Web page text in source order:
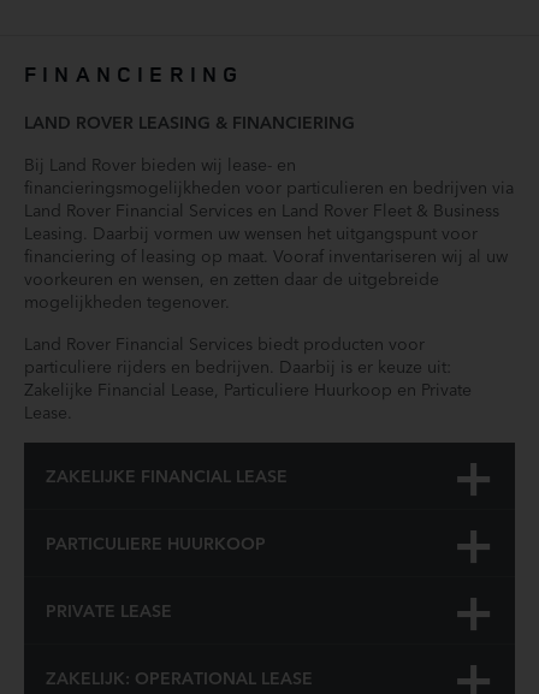
Lederen versnellingspook (117AA)
Manueel verstelbare stuurkolom (049AK)
Meridian™ Surround Sound System (025LN)
Multimedia-voorbereiding
Multimedia scherm klein
Onderhoudsboekje (digitaal)
Parkeersensor voor en achter
Passagiersairbag
Premium sfeerverlichting (064LC)
Privacy glas (047DB)
Regensensor
Traffic Sign Recognition en Adaptive Speed Limiter (086DC)
Ultrasoon alarm (076EL)
FINANCIERING
LAND ROVER LEASING & FINANCIERING
Bij Land Rover bieden wij lease- en
financieringsmogelijkheden voor particulieren en bedrijven via
Land Rover Financial Services en Land Rover Fleet & Business
Leasing. Daarbij vormen uw wensen het uitgangspunt voor
financiering of leasing op maat. Vooraf inventariseren wij al uw
voorkeuren en wensen, en zetten daar de uitgebreide
mogelijkheden tegenover.
Land Rover Financial Services biedt producten voor
particuliere rijders en bedrijven. Daarbij is er keuze uit:
Zakelijke Financial Lease, Particuliere Huurkoop en Private
Lease.
ZAKELIJKE FINANCIAL LEASE
PARTICULIERE HUURKOOP
PRIVATE LEASE
ZAKELIJK: OPERATIONAL LEASE